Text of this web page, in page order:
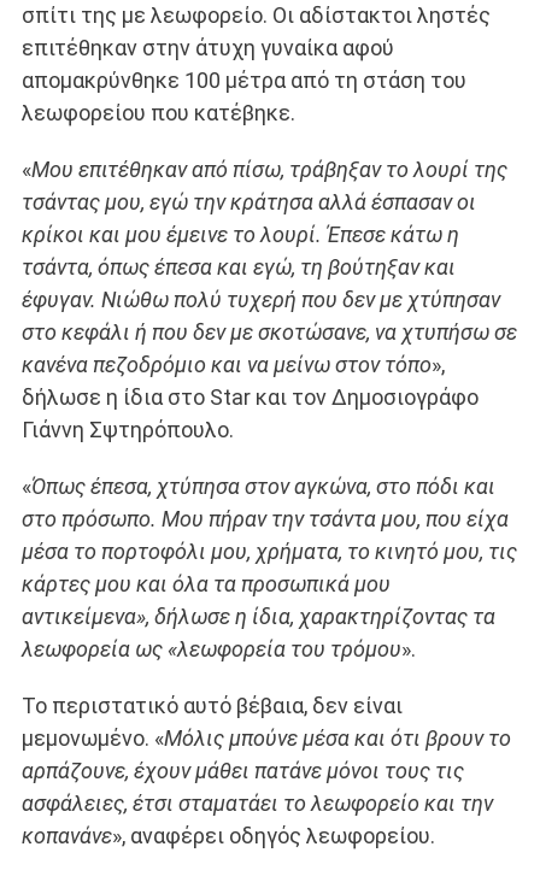
σπίτι της με λεωφορείο. Οι αδίστακτοι ληστές
επιτέθηκαν στην άτυχη γυναίκα αφού
απομακρύνθηκε 100 μέτρα από τη στάση του
λεωφορείου που κατέβηκε.
«Μου επιτέθηκαν από πίσω, τράβηξαν το λουρί της
τσάντας μου, εγώ την κράτησα αλλά έσπασαν οι
κρίκοι και μου έμεινε το λουρί. Έπεσε κάτω η
τσάντα, όπως έπεσα και εγώ, τη βούτηξαν και
έφυγαν. Νιώθω πολύ τυχερή που δεν με χτύπησαν
στο κεφάλι ή που δεν με σκοτώσανε, να χτυπήσω σε
κανένα πεζοδρόμιο και να μείνω στον τόπο»,
δήλωσε η ίδια στο Star και τον Δημοσιογράφο
Γιάννη Σψτηρόπουλο.
«Όπως έπεσα, χτύπησα στον αγκώνα, στο πόδι και
στο πρόσωπο. Μου πήραν την τσάντα μου, που είχα
μέσα το πορτοφόλι μου, χρήματα, το κινητό μου, τις
κάρτες μου και όλα τα προσωπικά μου
αντικείμενα», δήλωσε η ίδια, χαρακτηρίζοντας τα
λεωφορεία ως «λεωφορεία του τρόμου».
Το περιστατικό αυτό βέβαια, δεν είναι
μεμονωμένο. «Μόλις μπούνε μέσα και ότι βρουν το
αρπάζουνε, έχουν μάθει πατάνε μόνοι τους τις
ασφάλειες, έτσι σταματάει το λεωφορείο και την
κοπανάνε», αναφέρει οδηγός λεωφορείου.